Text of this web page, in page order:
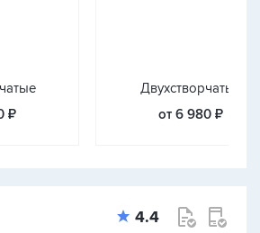
₽
Двухстворчатые
от 6 980 ₽
4.4